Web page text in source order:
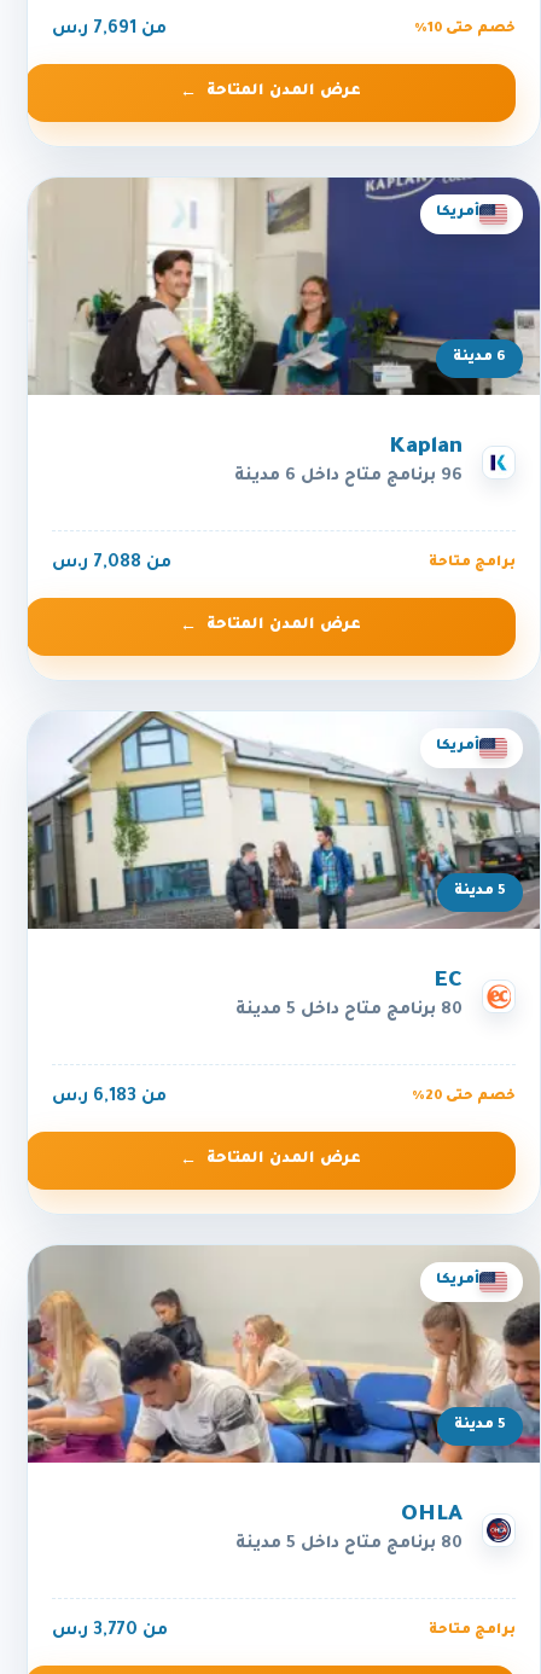
خصم حتى 10% من 7,691 ر.س
عرض المدن المتاحة
أمريكا
6 مدينة
Kaplan
96 برنامج متاح داخل 6 مدينة
برامج متاحة من 7,088 ر.س
عرض المدن المتاحة
أمريكا
5 مدينة
EC
80 برنامج متاح داخل 5 مدينة
خصم حتى 20% من 6,183 ر.س
عرض المدن المتاحة
أمريكا
5 مدينة
OHLA
80 برنامج متاح داخل 5 مدينة
برامج متاحة من 3,770 ر.س